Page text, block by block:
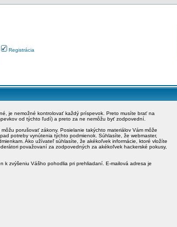
Registrácia
je nemožné kontrolovať každý príspevok. Preto musíte brať na
od týchto ľudí) a preto za ne nemôžu byť zodpovední.
porušovať zákony. Posielanie takýchto materiálov Vám môže
potreby vynútenia týchto podmienok. Súhlasíte, že webmaster,
Ako užívateľ súhlasíte, že akékoľvek informácie, ktoré vložíte
považovaní za zodpovedných za akékoľvek hackerské pokusy,
k zvýšeniu Vášho pohodlia pri prehliadaní. E-mailová adresa je